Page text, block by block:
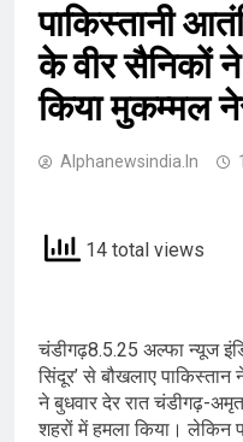
पाकिस्तानी
के वीर सैनिकों
किया मुकम्मल
Alphanewsindia.in
14 total views
चंडीगढ़8.5.25 अल्फा न्यूज
सिंदूर’ से बौखलाए पाकिस्तान
ने बुधवार देर रात चंडीगढ़-
शहरों में हमला किया। लेकिन